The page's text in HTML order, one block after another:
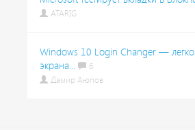
ATARIG
Windows 10 Login Changer —
экрана...
6
Дамир Аюпов